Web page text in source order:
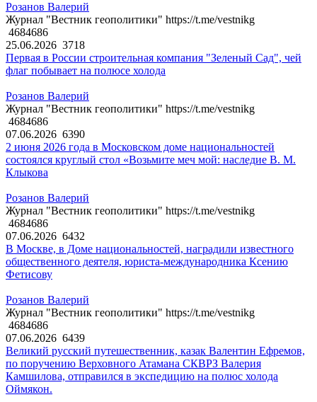
Розанов Валерий
Журнал "Вестник геополитики" https://t.me/vestnikg
4684686
25.06.2026 3718
Первая в России строительная компания "Зеленый Сад", чей
флаг побывает на полюсе холода
Розанов Валерий
Журнал "Вестник геополитики" https://t.me/vestnikg
4684686
07.06.2026 6390
2 июня 2026 года в Московском доме национальностей
состоялся круглый стол «Возьмите меч мой: наследие В. М.
Клыкова
Розанов Валерий
Журнал "Вестник геополитики" https://t.me/vestnikg
4684686
07.06.2026 6432
В Москве, в Доме национальностей, наградили известного
общественного деятеля, юриста-международника Ксению
Фетисову
Розанов Валерий
Журнал "Вестник геополитики" https://t.me/vestnikg
4684686
07.06.2026 6439
Великий русский путешественник, казак Валентин Ефремов,
по поручению Верховного Атамана СКВРЗ Валерия
Камшилова, отправился в экспедицию на полюс холода
Оймякон.